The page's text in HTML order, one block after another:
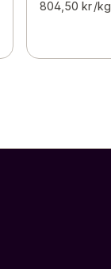
804,50 kr /kg